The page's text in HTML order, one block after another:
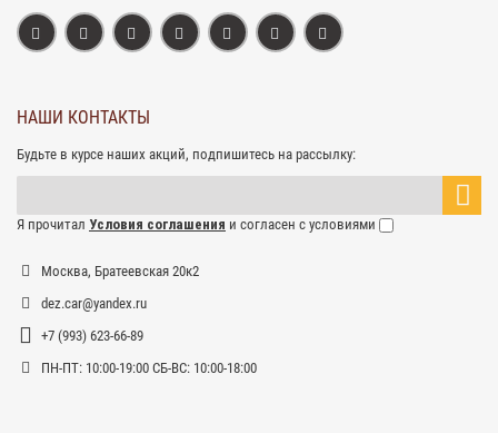
НАШИ КОНТАКТЫ
Будьте в курсе наших акций, подпишитесь на рассылку:
Я прочитал Условия соглашения и согласен с условиями
Москва, Братеевская 20к2
dez.car@yandex.ru
+7 (993) 623-66-89
ПН-ПТ: 10:00-19:00 СБ-ВС: 10:00-18:00